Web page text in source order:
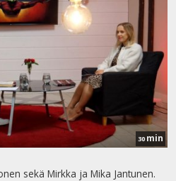
30 min
sekä Mirkka ja Mika Jantunen.